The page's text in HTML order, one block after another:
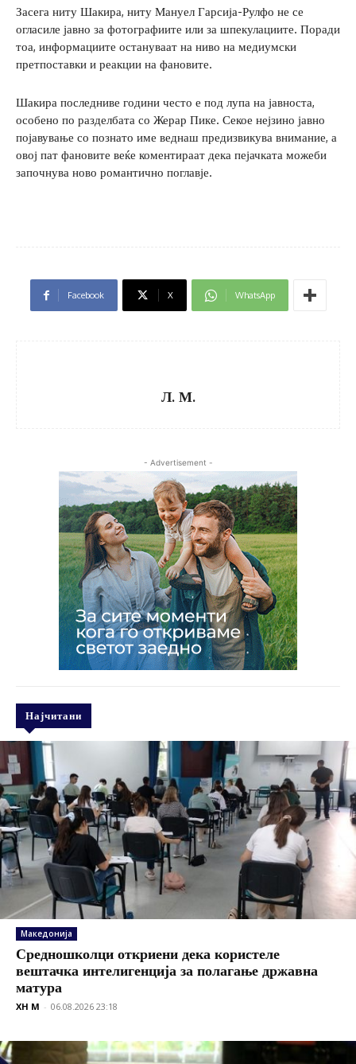
Засега ниту Шакира, ниту Мануел Гарсија-Рулфо не се
огласиле јавно за фотографиите или за шпекулациите. Поради
тоа, информациите остануваат на ниво на медиумски
претпоставки и реакции на фановите.
Шакира последниве години често е под лупа на јавноста,
особено по разделбата со Жерар Пике. Секое нејзино јавно
појавување со познато име веднаш предизвикува внимание, а
овој пат фановите веќе коментираат дека пејачката можеби
започнува ново романтично поглавје.
Facebook X WhatsApp
Л. М.
- Advertisement -
Најчитани
Македонија
Средношколци откриени дека користеле
вештачка интелигенција за полагање државна
матура
XH M - 06.08.2026 23:18